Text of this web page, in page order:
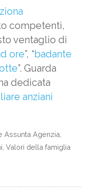
competenti,
ventaglio di
ore”, “badante
”. Guarda
dedicata
anziani
Assunta Agenzia
Valori della famiglia